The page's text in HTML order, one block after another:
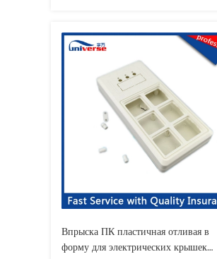
Впрыска ПК пластичная отливая в
форму для электрических крышек